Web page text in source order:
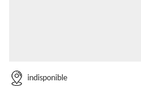
indisponible